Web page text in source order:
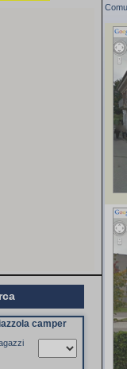
camper